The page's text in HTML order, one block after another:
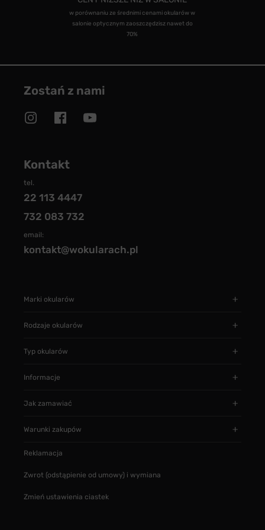
w porównaniu ze średnimi cenami okularów w
salonie optycznym zaoszczędzisz nawet do
70%
Zostań z nami
Kontakt
tel.
22 113 4447
732 083 732
email:
kontakt@wokularach.pl
Marki okularów
Rodzaje okularów
Typ okularów
Informacje
Jak zamawiać
Warunki zakupów
Reklamacja
Zwrot (odstąpienie od umowy) i wymiana
Zmień ustawienia ciastek